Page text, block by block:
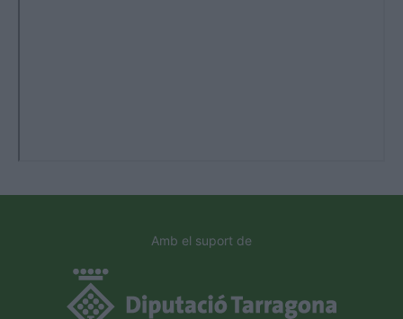
Amb el suport de